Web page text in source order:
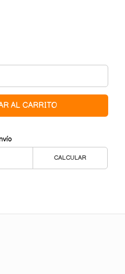
AL CARRITO
CALCULAR